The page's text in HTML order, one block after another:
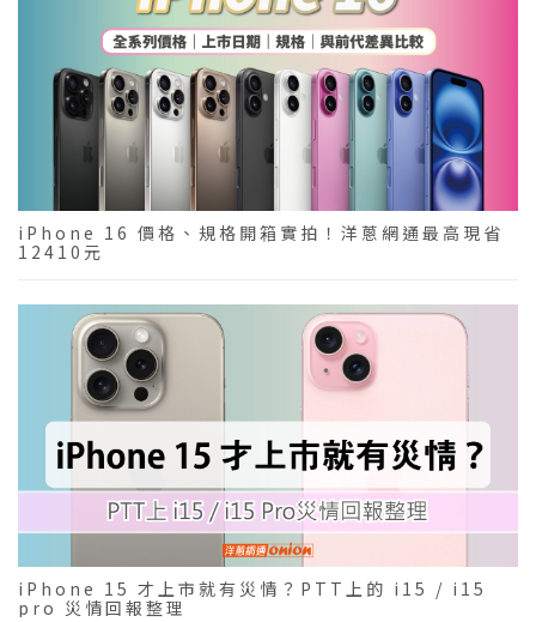
iPhone 16 價格、規格開箱實拍！洋蔥網通最高現省
12410元
iPhone 15 才上市就有災情？PTT上的 i15 / i15
pro 災情回報整理